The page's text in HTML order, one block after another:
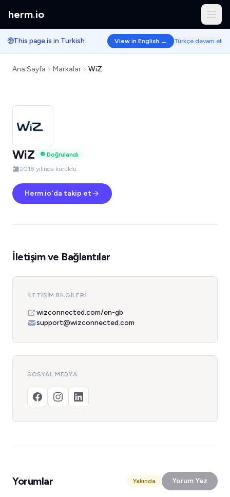
herm.io
🌐This page is in Turkish. View in English → Türkçe devam et
Ana Sayfa Markalar WiZ
WiZ
Doğrulandı
2018 yılında kuruldu
Herm.io'da takip et
İletişim ve Bağlantılar
İLETIŞIM BILGILERI
wizconnected.com/en-gb
support@wizconnected.com
SOSYAL MEDYA
Yorumlar Yakında Yorum Yaz